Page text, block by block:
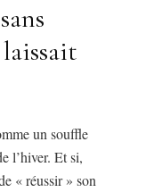
un souffle
l’hiver. Et si,
« réussir » son